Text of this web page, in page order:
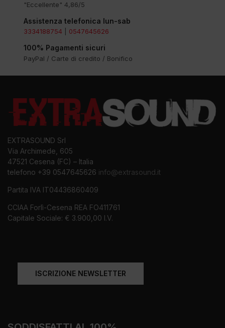
"Eccellente" 4,86/5
Assistenza telefonica lun-sab
3334188754 0547645626
100% Pagamenti sicuri
PayPal / Carte di credito / Bonifico
EXTRASOUND Srl
Via Archimede, 605
47521 Cesena (FC) – Italia
telefono +39 0547645626 info@extrasound.it
Partita IVA IT04436860409
CCIAA Forlì-Cesena REA FO411761
Capitale Sociale: € 3.900,00 I.V.
ISCRIZIONE NEWSLETTER